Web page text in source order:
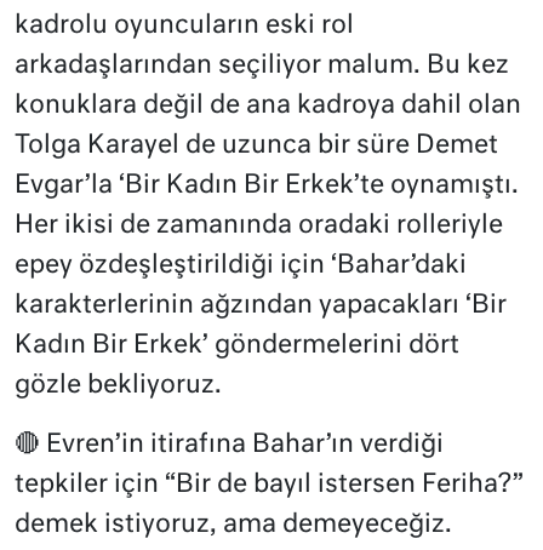
kadrolu oyuncuların eski rol
arkadaşlarından seçiliyor malum. Bu kez
konuklara değil de ana kadroya dahil olan
Tolga Karayel de uzunca bir süre Demet
Evgar’la ‘Bir Kadın Bir Erkek’te oynamıştı.
Her ikisi de zamanında oradaki rolleriyle
epey özdeşleştirildiği için ‘Bahar’daki
karakterlerinin ağzından yapacakları ‘Bir
Kadın Bir Erkek’ göndermelerini dört
gözle bekliyoruz.
🔴 Evren’in itirafına Bahar’ın verdiği
tepkiler için “Bir de bayıl istersen Feriha?”
demek istiyoruz, ama demeyeceğiz.